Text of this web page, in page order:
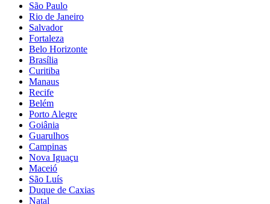
São Paulo
Rio de Janeiro
Salvador
Fortaleza
Belo Horizonte
Brasília
Curitiba
Manaus
Recife
Belém
Porto Alegre
Goiânia
Guarulhos
Campinas
Nova Iguaçu
Maceió
São Luís
Duque de Caxias
Natal